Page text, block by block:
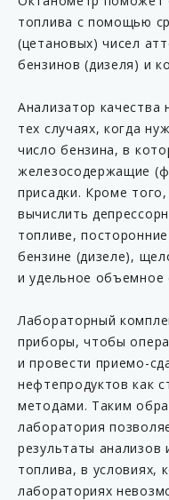
топлива с помощью
(цетановых) чисел
бензинов (дизеля) и
Анализатор качества
тех случаях, когда
число бензина, в
железосодержащие
присадки. Кроме
вычислить
топливе,
бензине (дизеле),
и удельное объемное
Лабораторный
приборы, чтобы
и провести приемо-
нефтепродуктов как
методами. Таким
лаборатория
результаты анализов
топлива, в условиях,
лабораториях